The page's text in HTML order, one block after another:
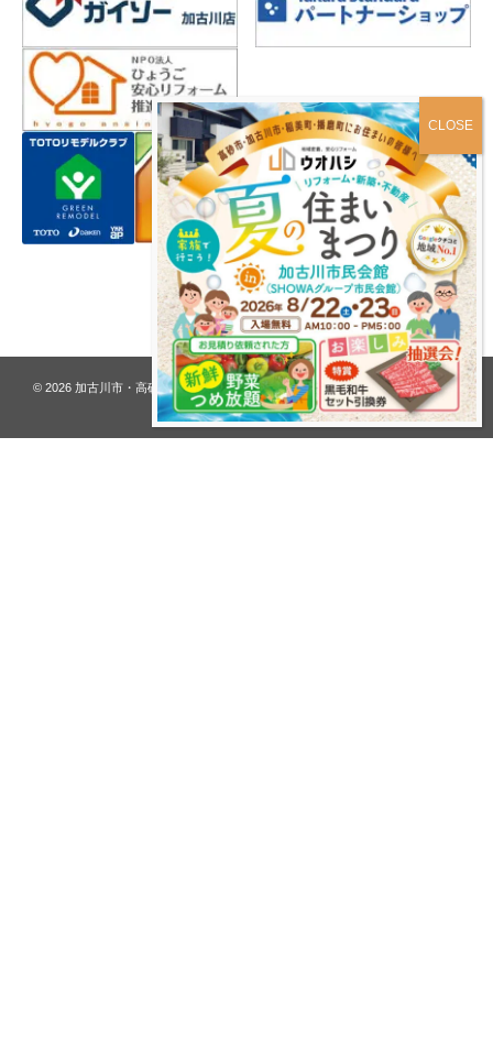
プライバシーポリシー
© 2026 加古川市・高砂市 夢リフォーム ウオハシ – 創業128年の老舗. All rights
reserved.